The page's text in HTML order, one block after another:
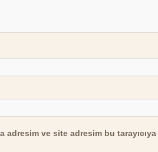
adresim ve site adresim bu tarayıcıya